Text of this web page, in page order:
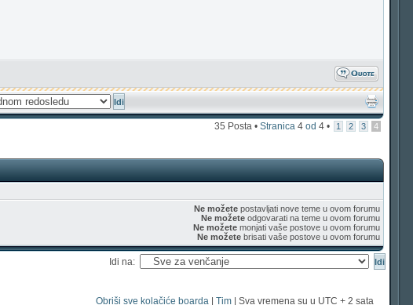
35 Posta • Stranica 4 od 4 • 1 2 3 4
Ne možete postavljati nove teme u ovom forumu
Ne možete odgovarati na teme u ovom forumu
Ne možete monjati vaše postove u ovom forumu
Ne možete brisati vaše postove u ovom forumu
Idi na:
Obriši sve kolačiće boarda Tim | Sva vremena su u UTC + 2 sata